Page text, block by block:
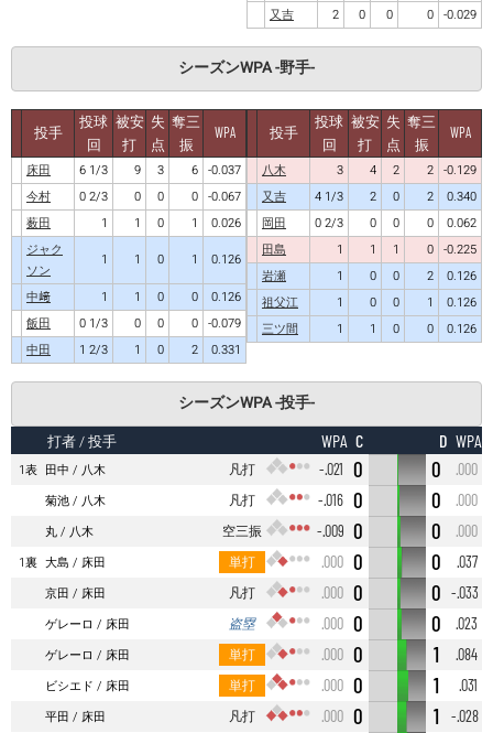
又吉
2 0 0 0 -0.029
シーズンWPA -野手-
投手
投球
回
被安
打
失
点
奪三
振
WPA
床田 6 1/3 9 3 6 -0.037
今村
0 2/3 0 0 0 -0.067
薮田
1 1 0 1
0.026
ジャク
ソン
1 1 0 1
0.126
中﨑
1 1 0 0
0.126
飯田
0 1/3 0 0 0 -0.079
中田
1 2/3 1 0 2 0.331
投手
投球
回
被安
打
失
点
奪三
振
WPA
八木 3 4 2 2 -0.129
又吉
4 1/3 2 0 2
0.340
岡田
0 2/3 0 0 0
0.062
田島
1 1 1 0 -0.225
岩瀬
1 0 0 2
0.126
祖父江
1 0 0 1
0.126
三ツ間
1 1 0 0 0.126
シーズンWPA -投手-
打者/ 投手 WPA C D WPA
1表 田中 八木 凡打 -.021 0 0
.000
菊池
八木 凡打 -.016 0 0
.000
丸
八木 空三振 -.009 0 0
.000
1裏 大島 床田 単打 .000 0 0
.037
京田
床田 凡打 .000 0 0 -.033
ゲレーロ
床田 盗塁 .000 0 0
.023
ゲレーロ
床田 単打 .000 0 1
.084
ビシエド
床田 単打 .000 0 1
.031
平田
床田 凡打 .000 0 1
-.028